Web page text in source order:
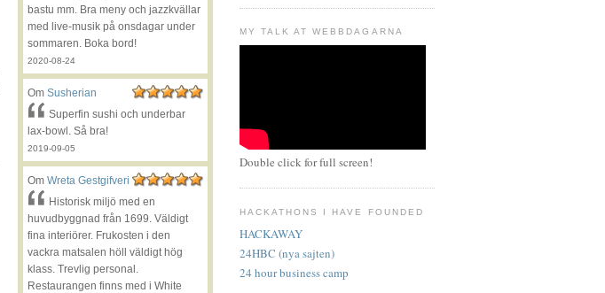
MY TALK AT WEBBDAGARNA
Double click for full screen!
HACKATHONS I HAVE FOUNDED
HACKAWAY
24HBC (nya sajten)
24 hour business camp
bastu mm. Bra meny och jazzkvällar
med live-musik på onsdagar under
sommaren. Boka bord!
2020-08-24
Om Susherian
Superfin sushi och underbar
lax-bowl. Så bra!
2019-09-05
Om Wreta Gestgifveri
Historisk miljö med en
huvudbyggnad från 1699. Väldigt
fina interiörer. Frukosten i den
vackra matsalen höll väldigt hög
klass. Trevlig personal.
Restaurangen finns med i White